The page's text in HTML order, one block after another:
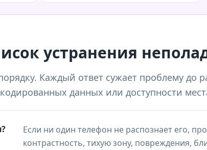
устранения
Каждый ответ сужает проблему до
данных или доступности
Если ни один телефон не распознает его,
контрастность, тихую зону, повреждения,